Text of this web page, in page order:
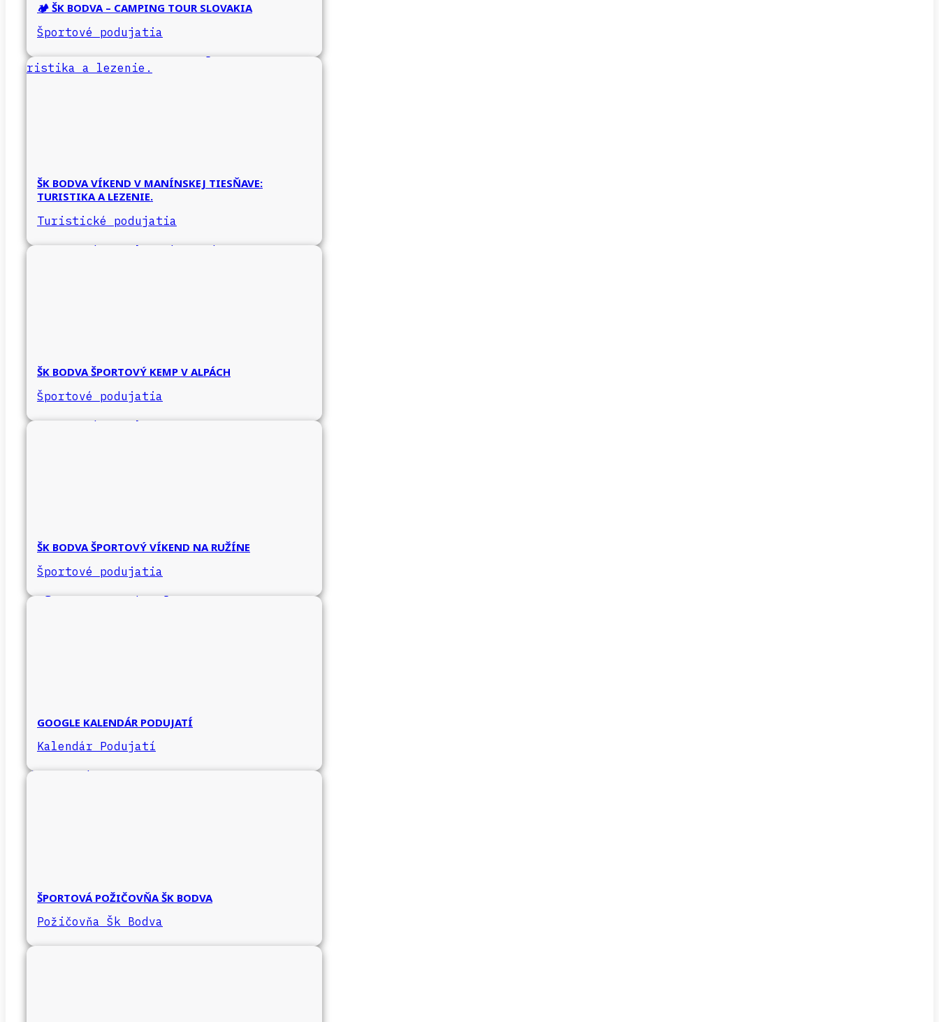
🏕️ ŠK BODVA – CAMPING TOUR SLOVAKIA
Športové podujatia
ŠK BODVA VÍKEND V MANÍNSKEJ TIESŇAVE:
TURISTIKA A LEZENIE.
Turistické podujatia
ŠK BODVA ŠPORTOVÝ KEMP V ALPÁCH
Športové podujatia
ŠK BODVA ŠPORTOVÝ VÍKEND NA RUŽÍNE
Športové podujatia
GOOGLE KALENDÁR PODUJATÍ
Kalendár Podujatí
ŠPORTOVÁ POŽIČOVŇA ŠK BODVA
Požičovňa Šk Bodva